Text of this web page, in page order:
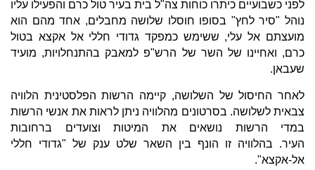
לפני כשבועיים כיתרו כוחות צה"ל בית בעיר טול כרם והפעילו עליו
נוהל "סיר לחץ" בסופו חוסלו שלושה מחבלים, אחד מהם הוא
מועצתם אל עלי, ששימש כמפקד גדודי חללי אל אקצא בטול
כרם, ואחיינו של השר של הרש"פ למאבק בהתנחלויות, מועיד
שעבאן.
לאחר החיסול של השלושה, קיימה הרשות הפלסטינית הלוויה
צבאית לשלושה. בסרטונים מהלוויה ניתן לראות את אנשי הרשות
במדי הרשות נושאים את המיטות וצועדים ברחובות
העיר. בהלוויה זו הונף בין השאר שלט ענק של "גדודי חללי
אל-אקצא".